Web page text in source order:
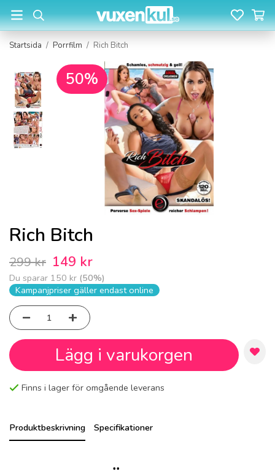
Startsida / Porrfilm / Rich Bitch
50%
Rich Bitch
299 kr 149 kr
Du sparar 150 kr (50%)
Kampanjpriser gäller endast online
Lägg i varukorgen
Finns i lager för omgående leverans
Produktbeskrivning Specifikationer